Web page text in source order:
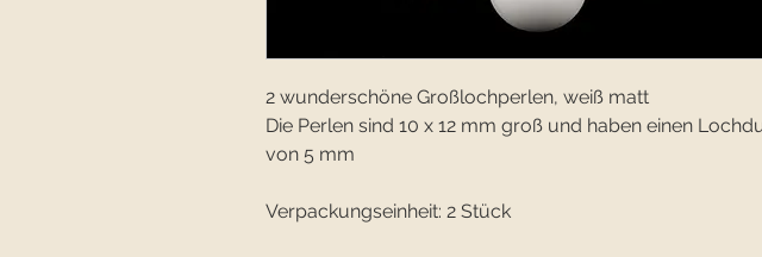
2 wunderschöne Großlochperlen, weiß matt
Die Perlen sind 10 x 12 mm groß und haben einen
von 5 mm
Verpackungseinheit: 2 Stück